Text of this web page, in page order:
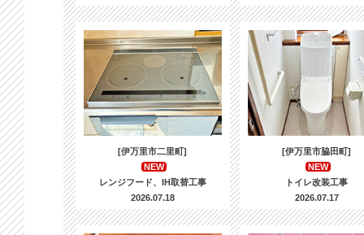
[伊万里市二里町]
NEW
レンジフード、IH取替工事
2026.07.18
[伊万里市脇田町]
NEW
トイレ改装工事
2026.07.17